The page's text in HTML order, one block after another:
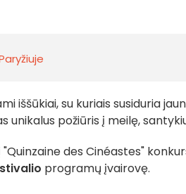
iššūkiai, su kuriais susiduria
požiūris į meilę,
des Cinéastes"
programų įvairovę.